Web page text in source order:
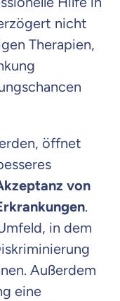
nicht
Therapien,
öffnet
von
.
in dem
Außerdem
eine